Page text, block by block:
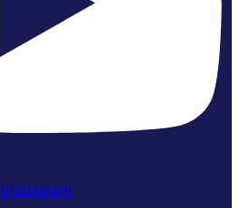
Instagram